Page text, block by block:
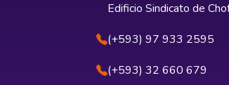
Edificio Sindicato de
(+593) 97 933 2595
(+593) 32 660 679